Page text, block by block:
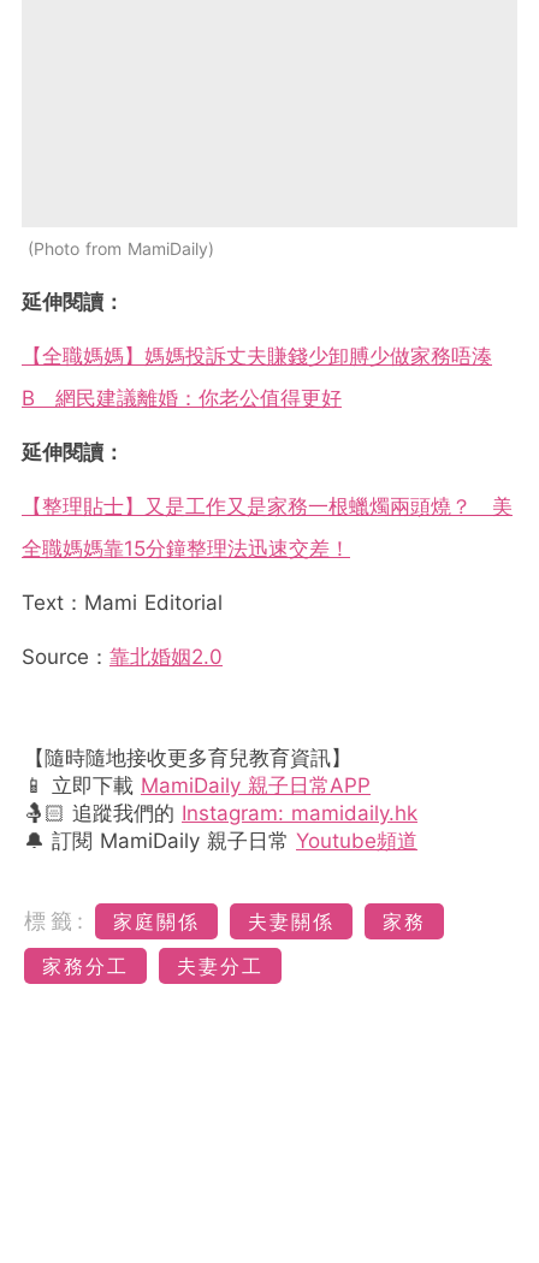
Photo from MamiDaily
延伸閱讀：
【全職媽媽】媽媽投訴丈夫賺錢少卸膊少做家務唔湊
B 網民建議離婚：你老公值得更好
延伸閱讀：
【整理貼士】又是工作又是家務一根蠟燭兩頭燒？ 美
全職媽媽靠15分鐘整理法迅速交差！
Text：Mami Editorial
Source： 靠北婚姻2.0
【隨時隨地接收更多育兒教育資訊】
📱 立即下載 MamiDaily 親子日常APP
🤱🏻 追蹤我們的 Instagram: mamidaily.hk
🔔 訂閱 MamiDaily 親子日常 Youtube頻道
標籤: 家庭關係 夫妻關係
家務
家務分工
夫妻分工